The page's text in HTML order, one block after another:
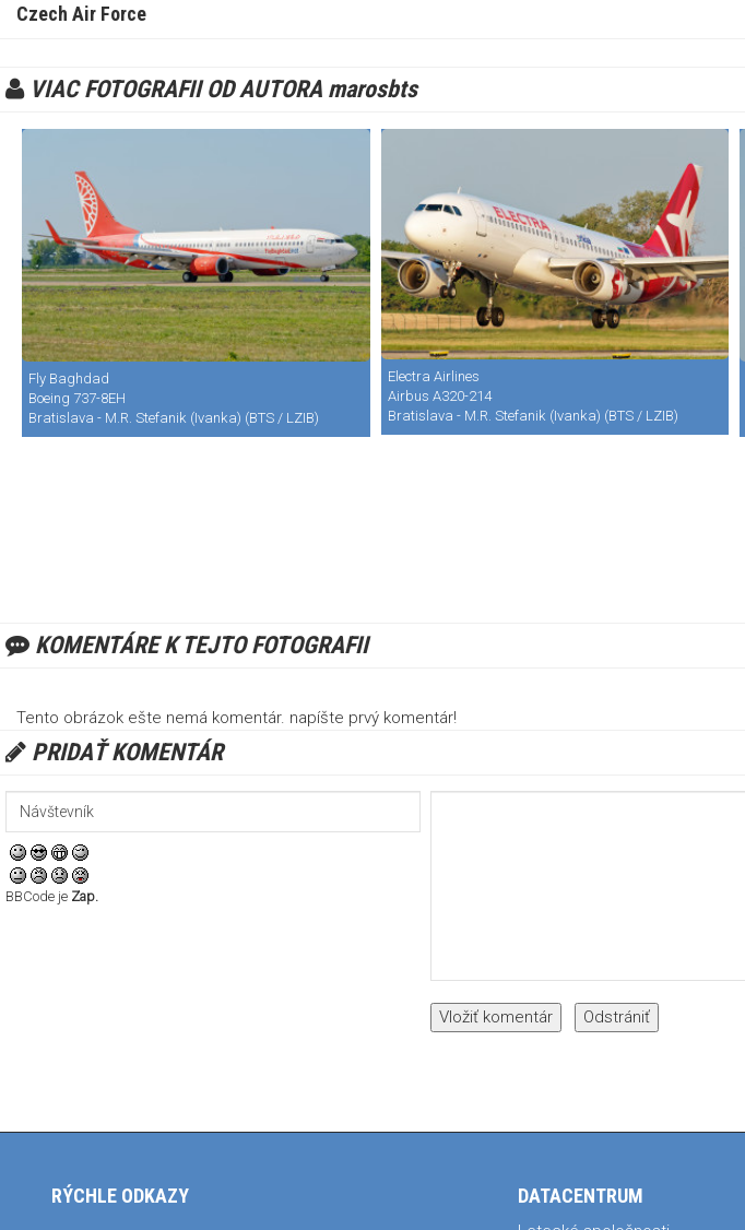
Czech Air Force
VIAC FOTOGRAFII OD AUTORA marosbts
Fly Baghdad
Boeing 737-8EH
Bratislava - M.R. Stefanik (Ivanka) (BTS / LZIB)
Electra Airlines
Airbus A320-214
Bratislava - M.R. Stefanik (Ivanka) (BTS / LZIB)
KOMENTÁRE K TEJTO FOTOGRAFII
Tento obrázok ešte nemá komentár. napíšte prvý komentár!
PRIDAŤ KOMENTÁR
BBCode je Zap.
RÝCHLE ODKAZY DATACENTRUM